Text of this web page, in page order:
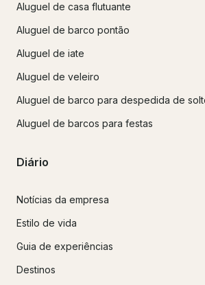
Aluguel de casa flutuante
Aluguel de barco pontão
Aluguel de iate
Aluguel de veleiro
Aluguel de barco para despedida de
Aluguel de barcos para festas
Diário
Notícias da empresa
Estilo de vida
Guia de experiências
Destinos